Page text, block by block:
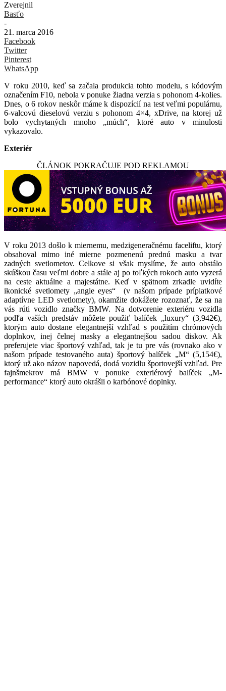
Zverejnil
Basťo
-
21. marca 2016
Facebook
Twitter
Pinterest
WhatsApp
V roku 2010, keď sa začala produkcia tohto modelu, s kódovým
označením F10, nebola v ponuke žiadna verzia s pohonom 4-kolies.
Dnes, o 6 rokov neskôr máme k dispozícií na test veľmi populárnu,
6-valcovú dieselovú verziu s pohonom 4×4, xDrive, na ktorej už
bolo vychytaných mnoho „múch“, ktoré auto v minulosti
vykazovalo.
Exteriér
ČLÁNOK POKRAČUJE POD REKLAMOU
V roku 2013 došlo k miernemu, medzigeneračnému faceliftu, ktorý
obsahoval mimo iné mierne pozmenenú prednú masku a tvar
zadných svetlometov. Celkove si však myslíme, že auto obstálo
skúškou času veľmi dobre a stále aj po toľkých rokoch auto vyzerá
na ceste aktuálne a majestátne. Keď v spätnom zrkadle uvidíte
ikonické svetlomety „angle eyes“ (v našom prípade príplatkové
adaptívne LED svetlomety), okamžite dokážete rozoznať, že sa na
vás rúti vozidlo značky BMW. Na dotvorenie exteriéru vozidla
podľa vaších predstáv môžete použiť balíček „luxury“ (3,942€),
ktorým auto dostane elegantnejší vzhľad s použitím chrómových
doplnkov, inej čelnej masky a elegantnejšou sadou diskov. Ak
preferujete viac športový vzhľad, tak je tu pre vás (rovnako ako v
našom prípade testovaného auta) športový balíček „M“ (5,154€),
ktorý už ako názov napovedá, dodá vozidlu športovejší vzhľad. Pre
fajnšmekrov má BMW v ponuke exteriérový balíček „M-
performance“ ktorý auto okrášli o karbónové doplnky.